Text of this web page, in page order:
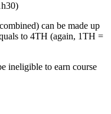
can be made up
to 4TH (again, 1TH =
ineligible to earn course